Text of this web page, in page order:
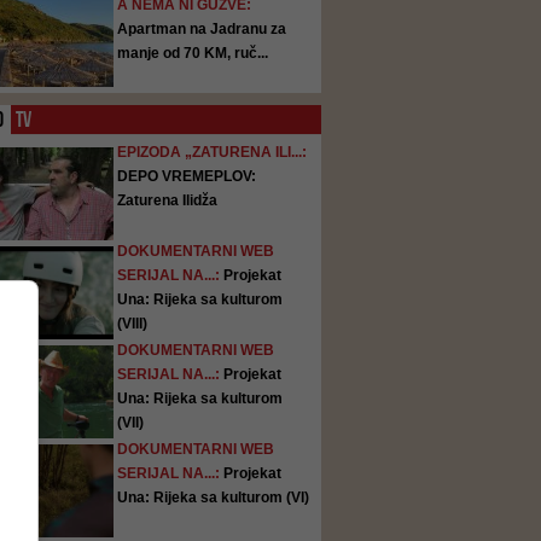
A NEMA NI GUŽVE:
Apartman na Jadranu za
manje od 70 KM, ruč...
TV
EPIZODA „ZATURENA ILI...:
DEPO VREMEPLOV:
Zaturena Ilidža
DOKUMENTARNI WEB
SERIJAL NA...: Projekat
Una: Rijeka sa kulturom
(VIII)
DOKUMENTARNI WEB
SERIJAL NA...: Projekat
Una: Rijeka sa kulturom
(VII)
DOKUMENTARNI WEB
SERIJAL NA...: Projekat
Una: Rijeka sa kulturom (VI)